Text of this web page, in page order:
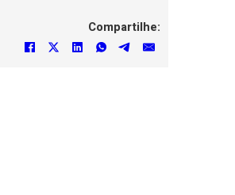
Compartilhe: